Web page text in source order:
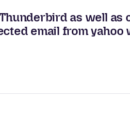
as well as
email from yahoo